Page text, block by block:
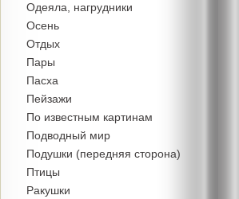
Одеяла, нагрудники
Осень
Отдых
Пары
Пасха
Пейзажи
По известным картинам
Подводный мир
Подушки (передняя сторона)
Птицы
Ракушки